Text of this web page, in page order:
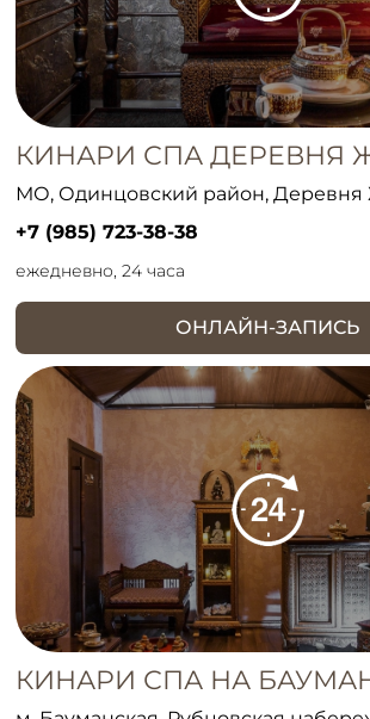
КИНАРИ СПА ДЕРЕВНЯ
МО, Одинцовский район, Деревня
+7 (985) 723-38-38
ежедневно, 24 часа
ОНЛАЙН-ЗАПИСЬ
КИНАРИ СПА НА